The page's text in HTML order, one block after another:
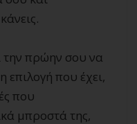
την πρώην σου να
επιλογή που έχει,
που
μπροστά της,